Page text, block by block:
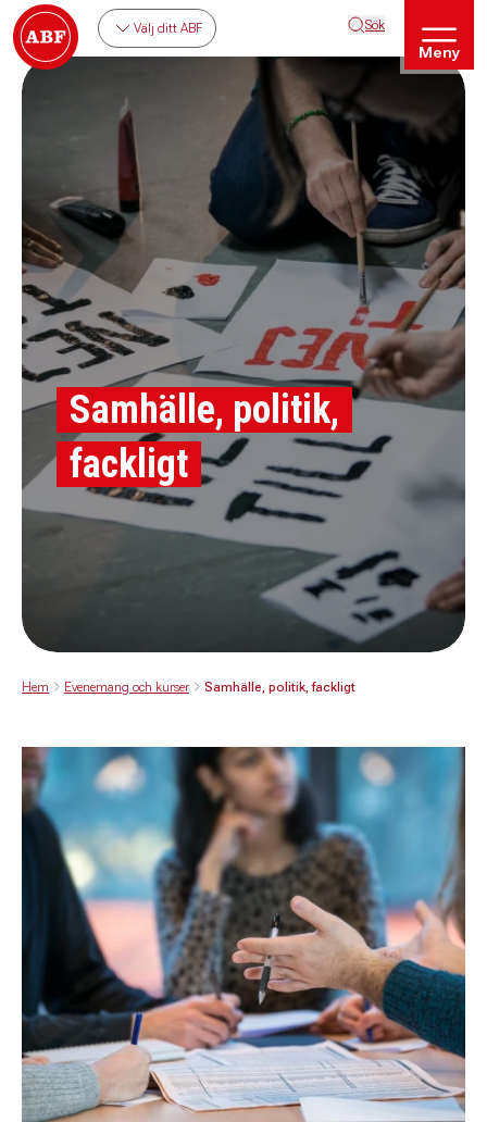
Välj ditt ABF Sök
Meny
Samhälle, politik,
fackligt
Hem Evenemang och kurser Samhälle, politik, fackligt